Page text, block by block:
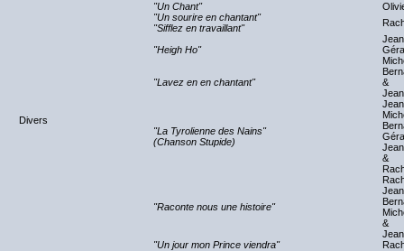
Divers
"Un Chant"
"Un sourire en chantant"
"Sifflez en travaillant"
"Heigh Ho"
&
"Lavez en en chantant"
"La Tyrolienne des Nains"
(Chanson Stupide)
&
"Raconte nous une histoire"
&
"Un jour mon Prince viendra"